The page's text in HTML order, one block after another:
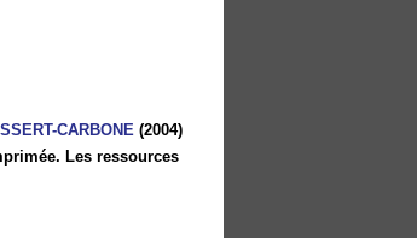
CARBONE (2004)
Les ressources